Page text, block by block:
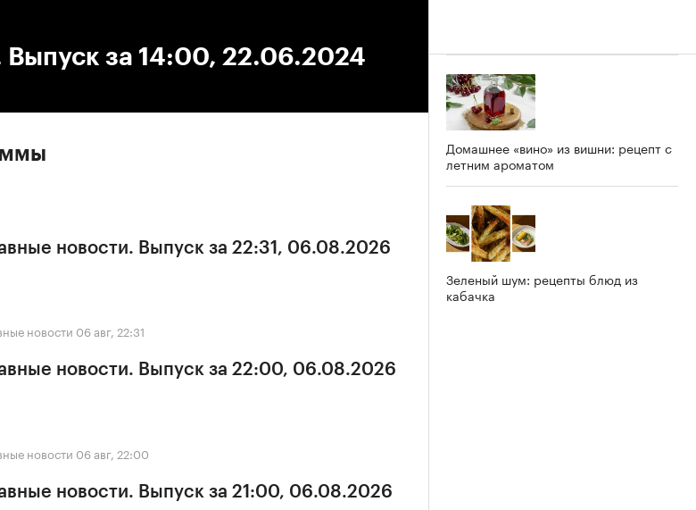
Выпуск за 14:00, 22.06.2024
новости. Выпуск за 22:31, 06.08.2026
новости 06 авг, 22:31
новости. Выпуск за 22:00, 06.08.2026
новости 06 авг, 22:00
новости. Выпуск за 21:00, 06.08.2026
Домашнее «вино» из вишни: рецепт с
летним ароматом
Зеленый шум: рецепты блюд из
кабачка